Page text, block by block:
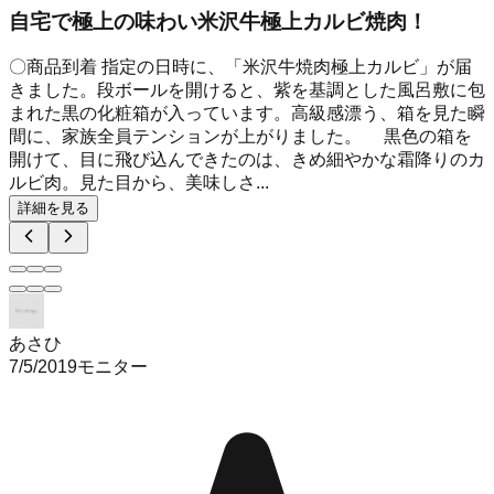
自宅で極上の味わい米沢牛極上カルビ焼肉！
〇商品到着 指定の日時に、「米沢牛焼肉極上カルビ」が届
きました。段ボールを開けると、紫を基調とした風呂敷に包
まれた黒の化粧箱が入っています。高級感漂う、箱を見た瞬
間に、家族全員テンションが上がりました。 黒色の箱を
開けて、目に飛び込んできたのは、きめ細やかな霜降りのカ
ルビ肉。見た目から、美味しさ...
詳細を見る
あさひ
7/5/2019モニター